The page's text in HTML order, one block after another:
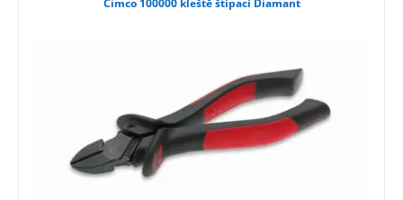
Cimco 100000 kleště štípací Diamant